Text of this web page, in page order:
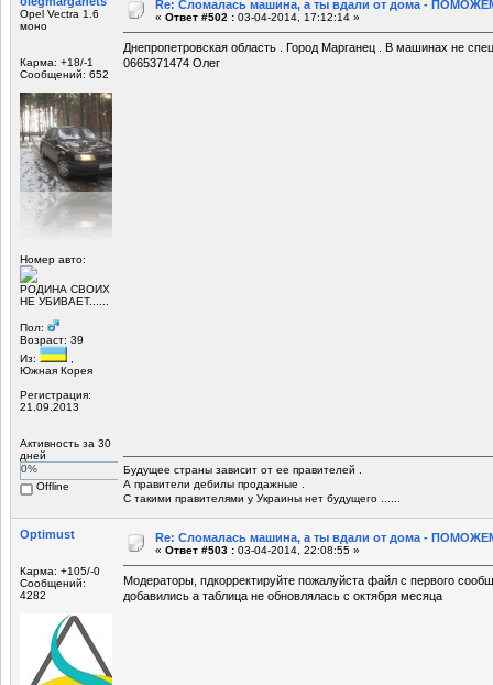
Opel Vectra 1.6
моно
Карма: +18/-1
Сообщений: 652
Номер авто:
РОДИНА СВОИХ
НЕ УБИВАЕТ......
Пол:
Возраст: 39
Из:
Южная Корея
Регистрация:
21.09.2013
Активность за 30
дней
0%
Offline
Re: Сломалась машина, а ты вдали от дома -
« Ответ #502 : 03-04-2014, 17:12:14 »
Днепропетровская область . Город Марганец . В машинах не
0665371474 Олег
Будущее страны зависит от ее правителей .
А правители дебилы продажные .
С такими правителями у Украины нет будущего ......
Optimust
Карма: +105/-0
Сообщений:
4282
Re: Сломалась машина, а ты вдали от дома -
« Ответ #503 : 03-04-2014, 22:08:55 »
Модераторы, пдкорректируйте пожалуйста файл с первого
добавились а таблица не обновлялась с октября месяца